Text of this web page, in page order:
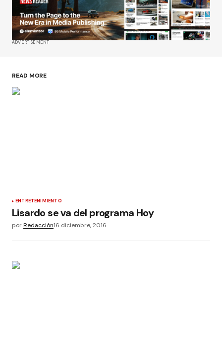
ADVERTISEMENT
READ MORE
ENTRETENIMIENTO
Lisardo se va del programa Hoy
porRedacción16 diciembre, 2016